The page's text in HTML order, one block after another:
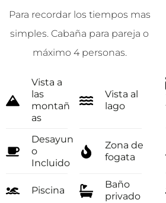
Para recordar los tiempos mas
simples. Cabaña para pareja o
máximo 4 personas.
Vista a
las
montañ
as
Vista al
lago
Desayun
o
Incluido
Zona de
fogata
Piscina
Baño
privado